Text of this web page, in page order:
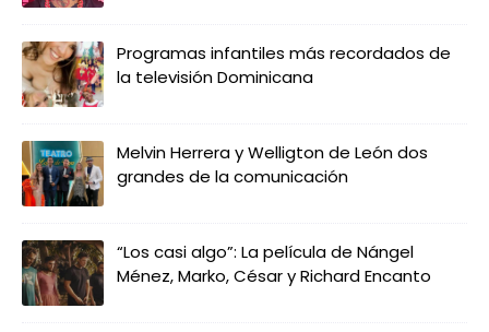
Programas infantiles más recordados de
la televisión Dominicana
Melvin Herrera y Welligton de León dos
grandes de la comunicación
“Los casi algo”: La película de Nángel
Ménez, Marko, César y Richard Encanto